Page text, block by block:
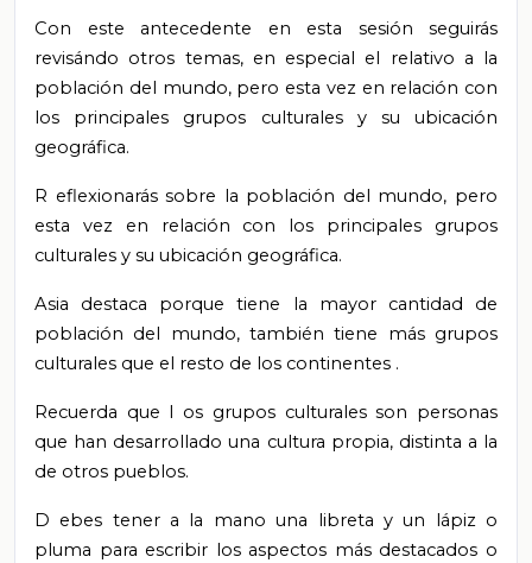
Con este antecedente en esta sesión seguirás
revisándo otros temas, en especial el relativo a la
población del mundo, pero esta vez en relación con
los principales grupos culturales y su ubicación
geográfica.
R eflexionarás sobre la población del mundo, pero
esta vez en relación con los principales grupos
culturales y su ubicación geográfica.
Asia destaca porque tiene la mayor cantidad de
población del mundo, también tiene más grupos
culturales que el resto de los continentes .
Recuerda que l os grupos culturales son personas
que han desarrollado una cultura propia, distinta a la
de otros pueblos.
D ebes tener a la mano una libreta y un lápiz o
pluma para escribir los aspectos más destacados o